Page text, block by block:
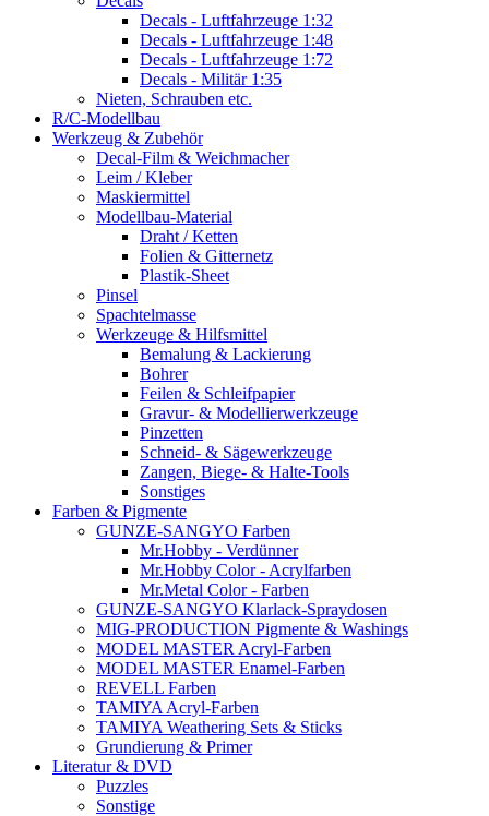
Decals - Luftfahrzeuge 1:32
Decals - Luftfahrzeuge 1:48
Decals - Luftfahrzeuge 1:72
Decals - Militär 1:35
Nieten, Schrauben etc.
R/C-Modellbau
Werkzeug & Zubehör
Decal-Film & Weichmacher
Leim / Kleber
Maskiermittel
Modellbau-Material
Draht / Ketten
Folien & Gitternetz
Plastik-Sheet
Pinsel
Spachtelmasse
Werkzeuge & Hilfsmittel
Bemalung & Lackierung
Bohrer
Feilen & Schleifpapier
Gravur- & Modellierwerkzeuge
Pinzetten
Schneid- & Sägewerkzeuge
Zangen, Biege- & Halte-Tools
Sonstiges
Farben & Pigmente
GUNZE-SANGYO Farben
Mr.Hobby - Verdünner
Mr.Hobby Color - Acrylfarben
Mr.Metal Color - Farben
GUNZE-SANGYO Klarlack-Spraydosen
MIG-PRODUCTION Pigmente & Washings
MODEL MASTER Acryl-Farben
MODEL MASTER Enamel-Farben
REVELL Farben
TAMIYA Acryl-Farben
TAMIYA Weathering Sets & Sticks
Grundierung & Primer
Literatur & DVD
Puzzles
Sonstige